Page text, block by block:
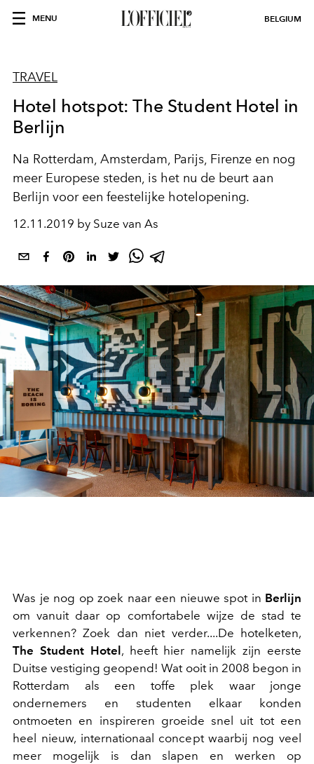
MENU BELGIUM
TRAVEL
Hotel hotspot: The Student Hotel in
Berlijn
Na Rotterdam, Amsterdam, Parijs, Firenze en nog
meer Europese steden, is het nu de beurt aan
Berlijn voor een feestelijke hotelopening.
12.11.2019 by Suze van As
Was je nog op zoek naar een nieuwe spot in Berlijn
om vanuit daar op comfortabele wijze de stad te
verkennen? Zoek dan niet verder....De hotelketen,
The Student Hotel , heeft hier namelijk zijn eerste
Duitse vestiging geopend! Wat ooit in 2008 begon in
Rotterdam als een toffe plek waar jonge
ondernemers en studenten elkaar konden
ontmoeten en inspireren groeide snel uit tot een
heel nieuw, internationaal concept waarbij nog veel
meer mogelijk is dan slapen en werken op